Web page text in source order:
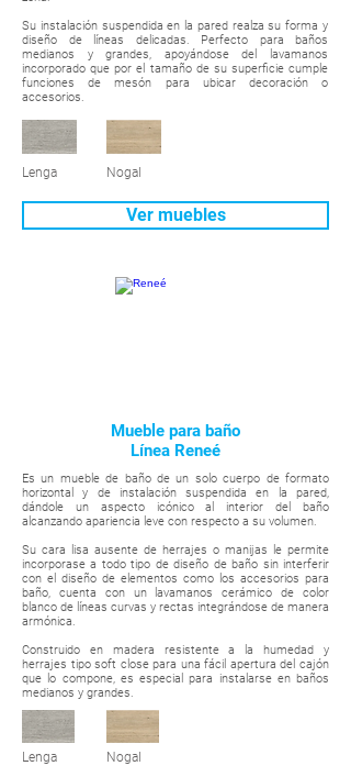
Su instalación suspendida en la pared realza su forma y
diseño de líneas delicadas. Perfecto para baños
medianos y grandes, apoyándose del lavamanos
incorporado que por el tamaño de su superficie cumple
funciones de mesón para ubicar decoración o
accesorios.
Lenga Nogal
Ver muebles
Mueble para baño
Línea Reneé
Es un mueble de baño de un solo cuerpo de formato
horizontal y de instalación suspendida en la pared,
dándole un aspecto icónico al interior del baño
alcanzando apariencia leve con respecto a su volumen.
Su cara lisa ausente de herrajes o manijas le permite
incorporase a todo tipo de diseño de baño sin interferir
con el diseño de elementos como los accesorios para
baño, cuenta con un lavamanos cerámico de color
blanco de líneas curvas y rectas integrándose de manera
armónica.
Construido en madera resistente a la humedad y
herrajes tipo soft close para una fácil apertura del cajón
que lo compone, es especial para instalarse en baños
medianos y grandes.
Lenga Nogal